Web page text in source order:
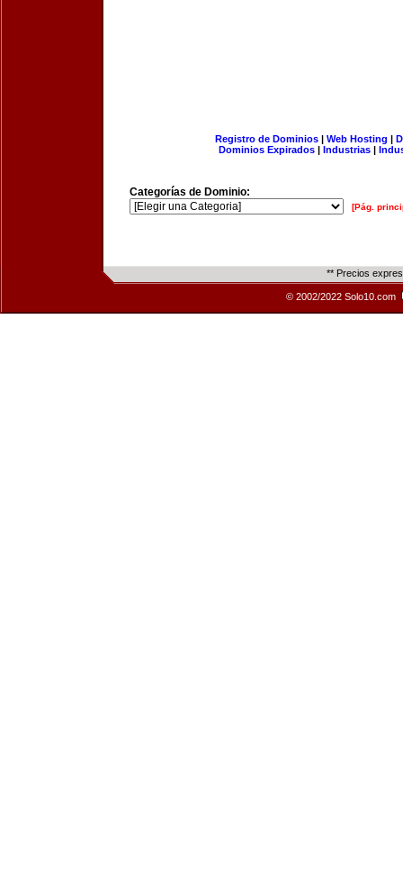
Registro de Dominios| Web Hosting |
Dominios Expirados | Industrias |
Categorías de Dominio:
[Pág.
** Precios
© 2002/2022 Solo10.com